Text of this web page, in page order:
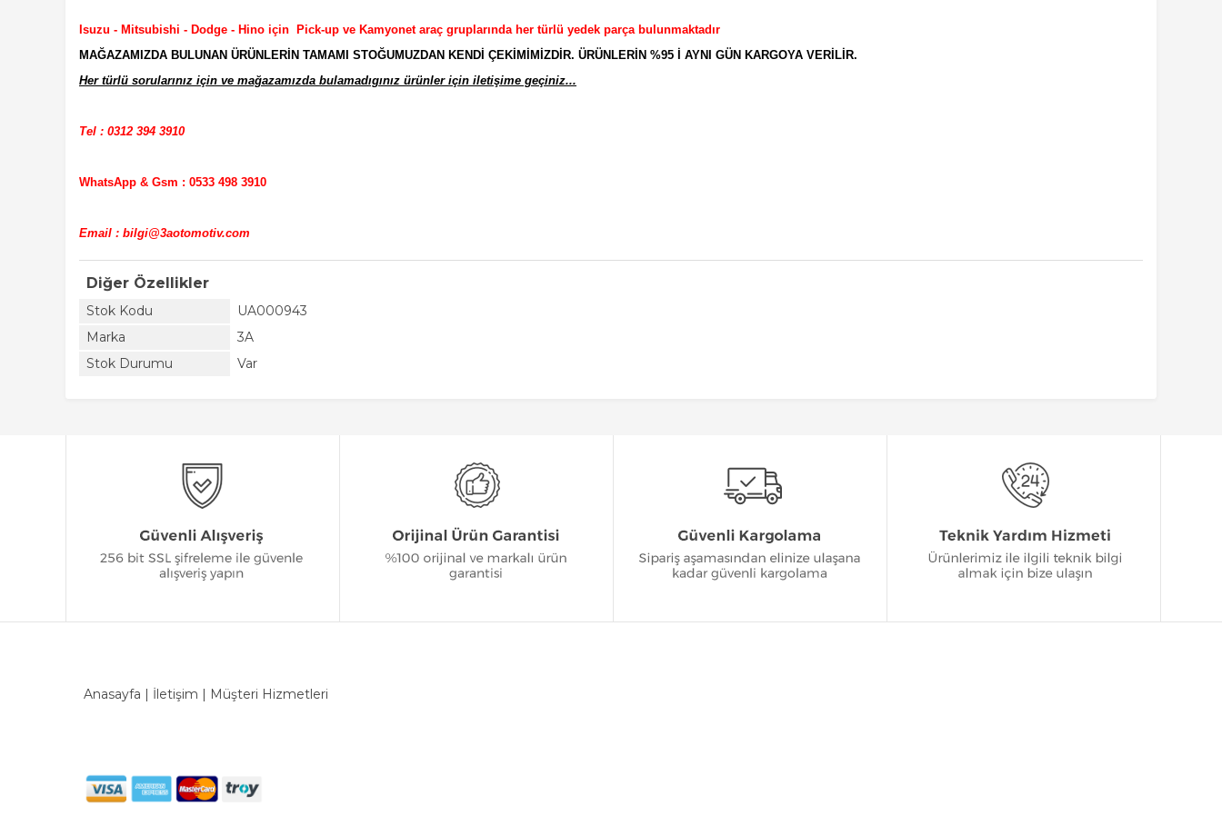
Isuzu - Mitsubishi - Dodge - Hino için Pick-up ve Kamyonet araç gruplarında her türlü yedek parça bulunmaktadır
MAĞAZAMIZDA BULUNAN ÜRÜNLERİN TAMAMI STOĞUMUZDAN KENDİ ÇEKİMİMİZDİR. ÜRÜNLERİN %95 İ AYNI GÜN KARGOYA VERİLİR.
Her türlü sorularınız için ve mağazamızda bulamadıgınız ürünler için iletişime geçiniz...
Tel : 0312 394 3910
WhatsApp & Gsm : 0533 498 3910
Email : bilgi@3aotomotiv.com
Diğer Özellikler
Stok Kodu
UA000943
Marka
3A
Stok Durumu
Var
Anasayfa | İletişim | Müşteri Hizmetleri